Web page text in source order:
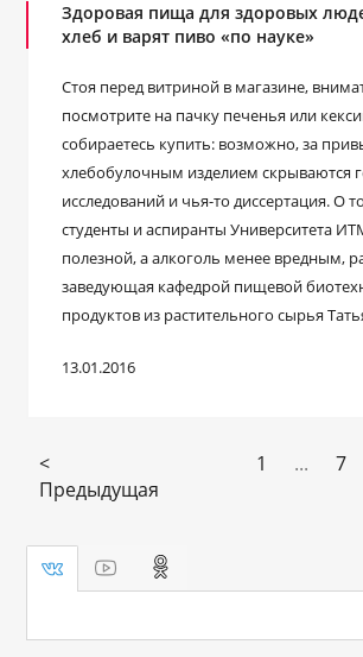
Здоровая пища для здоровых
хлеб и варят пиво «по науке»
Стоя перед витриной в магазине,
посмотрите на пачку печенья или
собираетесь купить: возможно, за
хлебобулочным изделием скрываются
исследований и чья-то диссертация. О
студенты и аспиранты Университета
полезной, а алкоголь менее вредным,
заведующая кафедрой пищевой
продуктов из растительного сырья
13.01.2016
<
Предыдущая
1 ... 7